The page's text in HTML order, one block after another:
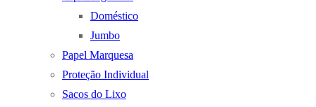
Doméstico
Jumbo
Papel Marquesa
Proteção Individual
Sacos do Lixo